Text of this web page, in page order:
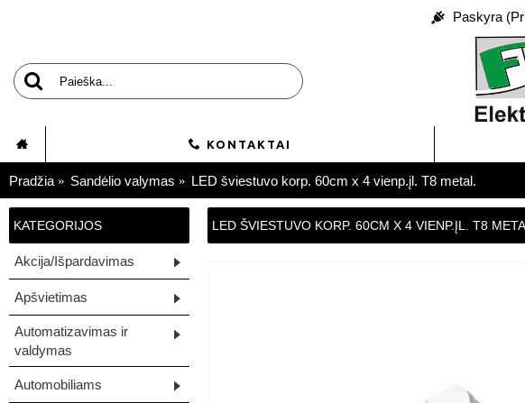
Paskyra
KONTAKTAI
Pradžia Sandėlio valymas LED šviestuvo korp. 60cm x 4 vienp.įl. T8 metal.
KATEGORIJOS
Akcija/Išpardavimas
Apšvietimas
Automatizavimas ir
valdymas
Automobiliams
LED ŠVIESTUVO KORP. 60CM X 4 VIENP.ĮL. T8